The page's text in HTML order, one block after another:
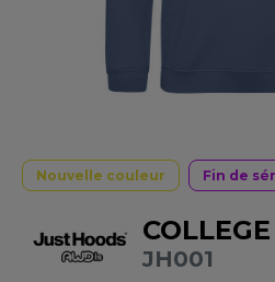
YOUR BRAND
ECORESPONSABLE
Nouvelle couleur Fin de
JH001